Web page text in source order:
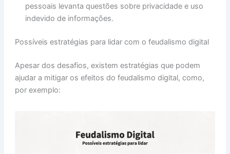
pessoais levanta questões sobre privacidade e uso
indevido de informações.
Possíveis estratégias para lidar com o feudalismo digital
Apesar dos desafios, existem estratégias que podem
ajudar a mitigar os efeitos do feudalismo digital, como,
por exemplo: